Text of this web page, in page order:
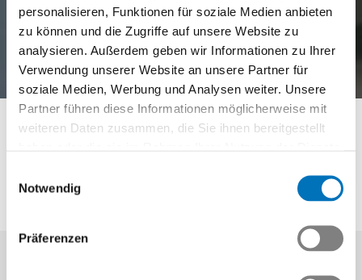
personalisieren, Funktionen für soziale Medien anbieten
zu können und die Zugriffe auf unsere Website zu
analysieren. Außerdem geben wir Informationen zu Ihrer
Verwendung unserer Website an unsere Partner für
soziale Medien, Werbung und Analysen weiter. Unsere
Partner führen diese Informationen möglicherweise mit
weiteren Daten zusammen, die Sie ihnen bereitgestellt
Notwendig
Präferenzen
MEMory